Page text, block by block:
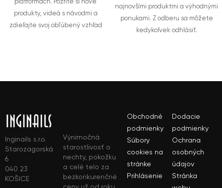
platformách. Pozrite si nové
produkty, videá s návodmi a
zdieľajte svoj obľúbený vzhľad
najnovšími produktmi a výhodnými
ponukami. Z odberu sa môžete
kedykoľvek odhlásiť.
Inginails s.r.o.
Starozagorská
6
040 23
KOŠICE
Výnimočná
starostlivosť o
nechty, pokožku
a celé telo za
bezkonkurenčné
Obchodné
podmienky
Dodacie
podmienky
Súbory
cookies na
stránke
Ochrana
osobných
údajov
Prihlásenie
Stránka